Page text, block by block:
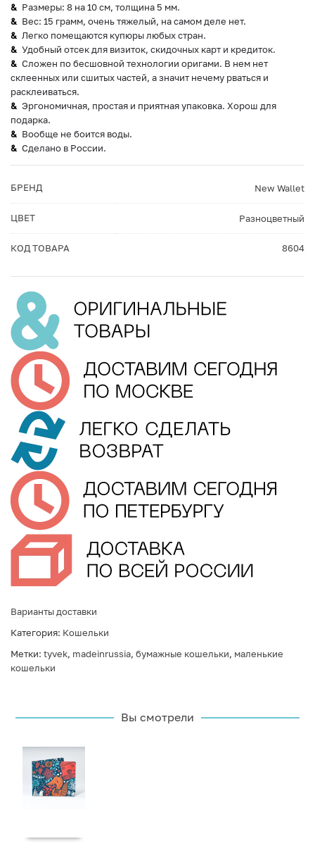
Размеры: 8 на 10 см, толщина 5 мм.
Вес: 15 грамм, очень тяжелый, на самом деле нет.
Легко помещаются купюры любых стран.
Удобный отсек для визиток, скидочных карт и кредиток.
Сложен по бесшовной технологии оригами. В нем нет
склеенных или сшитых частей, а значит нечему рваться и
расклеиваться.
Эргономичная, простая и приятная упаковка. Хорош для
подарка.
Вообще не боится воды.
Сделано в России.
БРЕНД New Wallet
ЦВЕТ Разноцветный
КОД ТОВАРА 8604
Варианты доставки
Категория: Кошельки
Метки: tyvek, madeinrussia, бумажные кошельки, маленькие
кошельки
Вы смотрели